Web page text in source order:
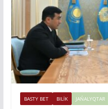
BASTY BET BILİK JAŃALYQTAR